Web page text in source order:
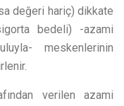
değeri hariç) dikkate
bedeli) -azami
meskenlerinin
verilen azami